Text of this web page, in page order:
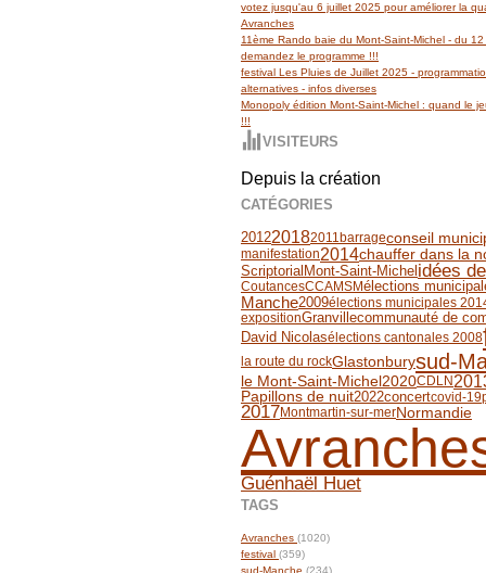
votez jusqu'au 6 juillet 2025 pour améliorer la
Avranches
11ème Rando baie du Mont-Saint-Michel - du
demandez le programme !!!
festival Les Pluies de Juillet 2025 -
alternatives - infos diverses
Monopoly édition Mont-Saint-Michel : quand le
!!!
VISITEURS
Depuis la création
CATÉGORIES
201220182011 barrageconseil
manifestation2014chauffer dans la
Scriptorial Mont-Saint-Michel idées
CoutancesCCAMSMélections
Manche2009élections municipales
expositionGranvillecommunauté de
David Nicolasélections cantonales 2008
la route du rockGlastonburysud-
le Mont-Saint-Michel2020CDLN
Papillons de nuit2022concertcovid-19
2017Montmartin-sur-merNormandie
Guénhaël Huet
TAGS
Avranches (1020)
festival (359)
sud-Manche (234)